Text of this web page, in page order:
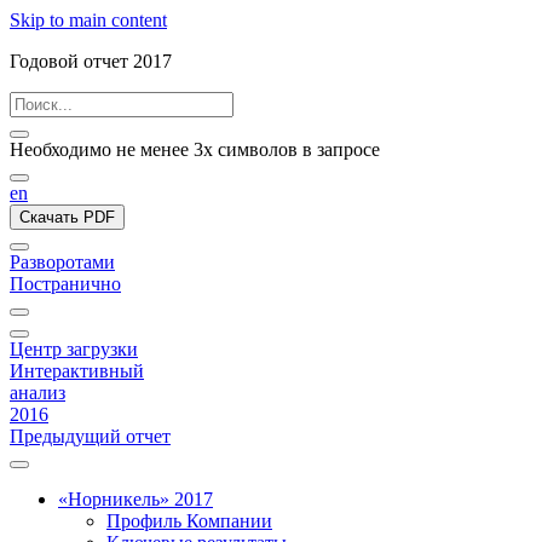
Skip to main content
Годовой отчет 2017
Необходимо не менее 3х символов в запросе
en
Скачать PDF
Разворотами
Постранично
Центр загрузки
Интерактивный
анализ
2016
Предыдущий отчет
«Норникель» 2017
Профиль Компании